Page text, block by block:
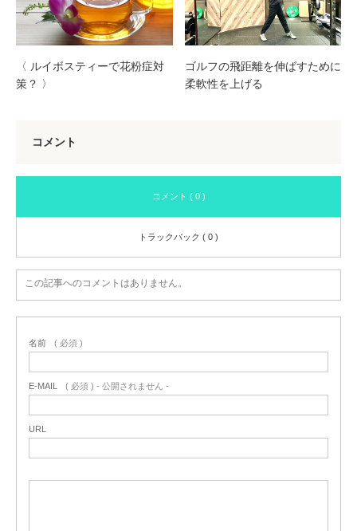
〈 ルイボスティーで花粉症対
策？ 〉
ゴルフの飛距離を伸ばすために
柔軟性を上げる
コメント
コメント ( 0 )
トラックバック ( 0 )
この記事へのコメントはありません。
名前 ( 必須 )
E-MAIL ( 必須 ) - 公開されません -
URL